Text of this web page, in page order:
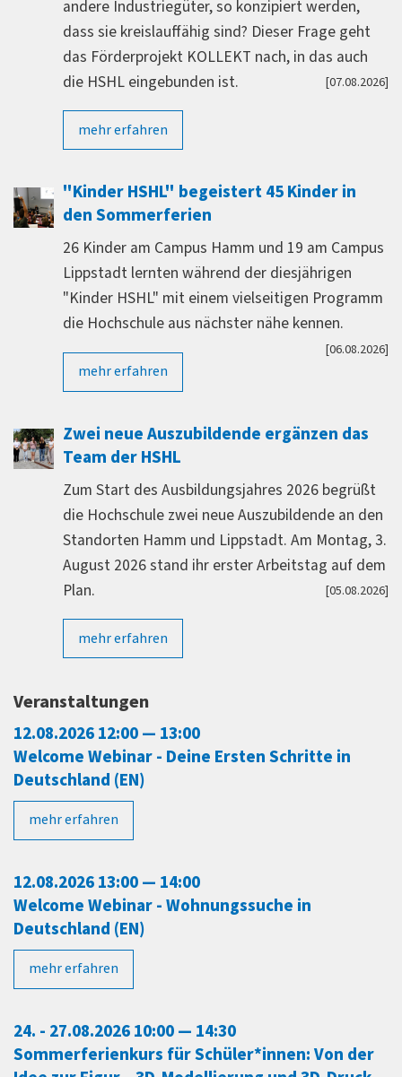
andere Industriegüter, so konzipiert werden,
dass sie kreislauffähig sind? Dieser Frage geht
das Förderprojekt KOLLEKT nach, in das auch
die HSHL eingebunden ist.
[07.08.2026]
mehr erfahren
"Kinder HSHL" begeistert 45 Kinder in
den Sommerferien
26 Kinder am Campus Hamm und 19 am Campus
Lippstadt lernten während der diesjährigen
"Kinder HSHL" mit einem vielseitigen Programm
die Hochschule aus nächster nähe kennen.
[06.08.2026]
mehr erfahren
Zwei neue Auszubildende ergänzen das
Team der HSHL
Zum Start des Ausbildungsjahres 2026 begrüßt
die Hochschule zwei neue Auszubildende an den
Standorten Hamm und Lippstadt. Am Montag, 3.
August 2026 stand ihr erster Arbeitstag auf dem
Plan.
[05.08.2026]
mehr erfahren
Veranstaltungen
12.08.2026 12:00 — 13:00
Welcome Webinar - Deine Ersten Schritte in
Deutschland (EN)
mehr erfahren
12.08.2026 13:00 — 14:00
Welcome Webinar - Wohnungssuche in
Deutschland (EN)
mehr erfahren
24. - 27.08.2026 10:00 — 14:30
Sommerferienkurs für Schüler*innen: Von der